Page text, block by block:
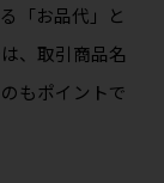
「お品代」と
、取引商品名
もポイントで